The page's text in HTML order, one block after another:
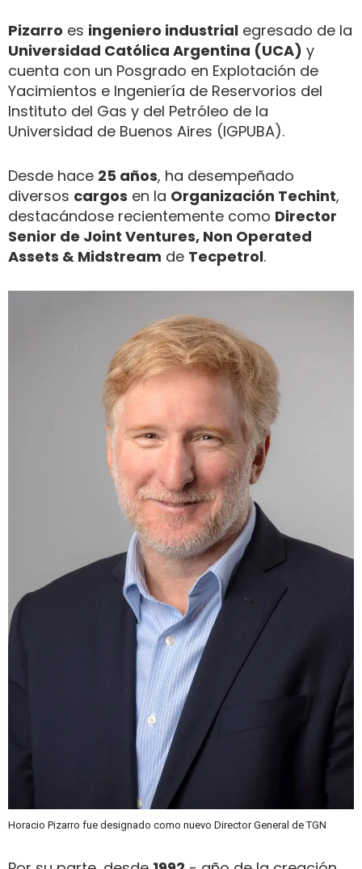
Pizarro es ingeniero industrial egresado de la
Universidad Católica Argentina (UCA) y
cuenta con un Posgrado en Explotación de
Yacimientos e Ingeniería de Reservorios del
Instituto del Gas y del Petróleo de la
Universidad de Buenos Aires (IGPUBA).
Desde hace 25 años, ha desempeñado
diversos cargos en la Organización Techint,
destacándose recientemente como Director
Senior de Joint Ventures, Non Operated
Assets & Midstream de Tecpetrol.
Horacio Pizarro fue designado como nuevo Director General de TGN